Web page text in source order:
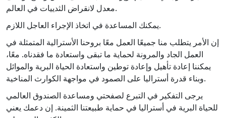
معدل لانقراض الثدييات في العالم.
يمكنك المساعدة في اتخاذ الإجراء العاجل اللازم.
إن الأمر يتطلب منا جميعًا العمل معًا بروحنا الأسترالية المتمثلة في
العمل الجاد والمرونة لحماية ما تبقى واستعادة ما فقدناه. معًا،
يمكننا إعادة تأهيل وإعادة توطين واستعادة الحياة البرية والموائل
وبناء قدرة أستراليا على الصمود في مواجهة الكوارث المناخية.
يرجى التفكير في التبرع لصفحتي ومساعدة الصندوق العالمي
للحياة البرية في أستراليا في حماية طبيعتنا الثمينة. إن دعمك يعني